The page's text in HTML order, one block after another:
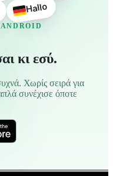
Hallo
κι εσύ.
Χωρίς σειρά για
συνέχισε όποτε